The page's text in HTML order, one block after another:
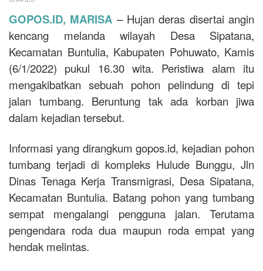
GOPOS.ID, MARISA – Hujan deras disertai angin
kencang melanda wilayah Desa Sipatana,
Kecamatan Buntulia, Kabupaten Pohuwato, Kamis
(6/1/2022) pukul 16.30 wita. Peristiwa alam itu
mengakibatkan sebuah pohon pelindung di tepi
jalan tumbang. Beruntung tak ada korban jiwa
dalam kejadian tersebut.
Informasi yang dirangkum gopos.id, kejadian pohon
tumbang terjadi di kompleks Hulude Bunggu, Jln
Dinas Tenaga Kerja Transmigrasi, Desa Sipatana,
Kecamatan Buntulia. Batang pohon yang tumbang
sempat mengalangi pengguna jalan. Terutama
pengendara roda dua maupun roda empat yang
hendak melintas.